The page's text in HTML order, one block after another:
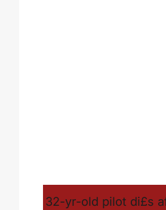
32-yr-old pilot di£s